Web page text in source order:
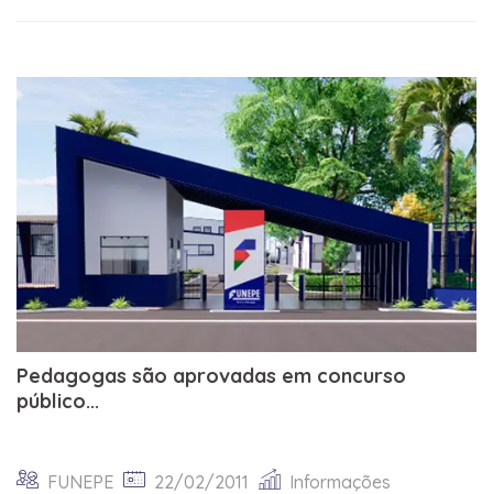
Pedagogas são aprovadas em concurso
público...
FUNEPE 22/02/2011 Informações